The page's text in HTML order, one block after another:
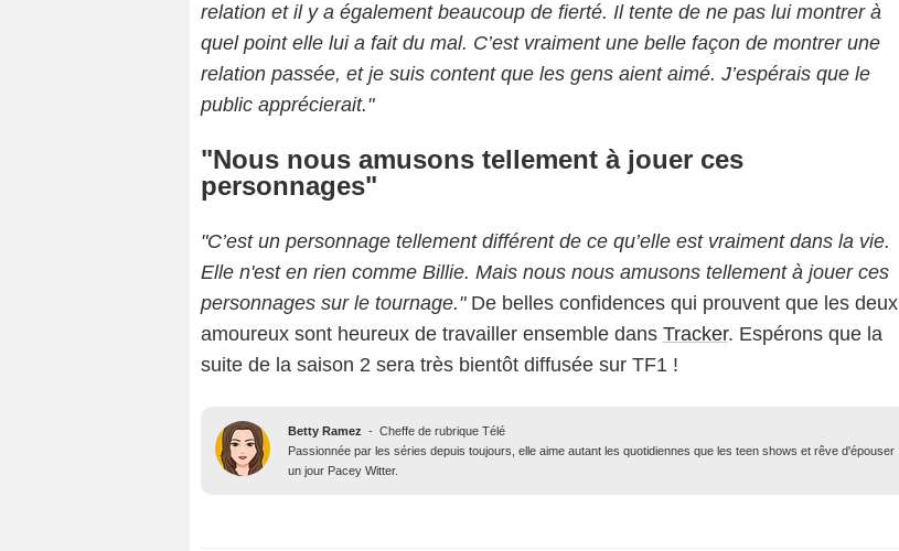
relation et il y a également beaucoup de fierté. Il tente de ne pas lui montrer à
quel point elle lui a fait du mal. C’est vraiment une belle façon de montrer une
relation passée, et je suis content que les gens aient aimé. J’espérais que le
public apprécierait."
"Nous nous amusons tellement à jouer ces
personnages"
"C’est un personnage tellement différent de ce qu’elle est vraiment dans la vie.
Elle n'est en rien comme Billie. Mais nous nous amusons tellement à jouer ces
personnages sur le tournage."De belles confidences qui prouvent que les deux
amoureux sont heureux de travailler ensemble dans Tracker. Espérons que la
suite de la saison 2 sera très bientôt diffusée sur TF1 !
Betty Ramez - Cheffe de rubrique Télé
Passionnée par les séries depuis toujours, elle aime autant les quotidiennes que les teen shows et rêve d'épouser
un jour Pacey Witter.